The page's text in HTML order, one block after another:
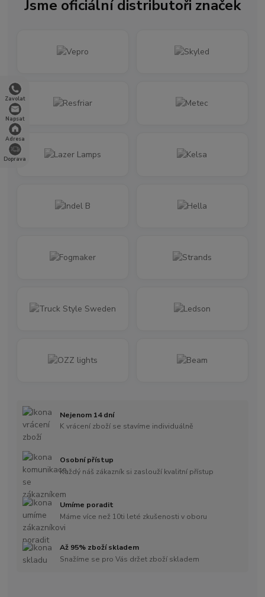
Zavolat
Napsat
Adresa
Doprava
Jsme oficiální distributoři značek
Nejenom 14 dní
K vrácení zboží se stavíme individuálně
Osobní přístup
Každý náš zákazník si zaslouží kvalitní přístup
Umíme poradit
Máme více než 10ti leté zkušenosti v oboru
Až 95% zboží skladem
Snažíme se pro Vás držet zboží skladem